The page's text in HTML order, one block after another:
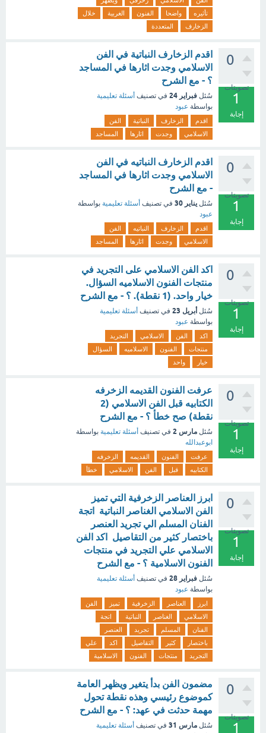
تأثيره
واضحا الفنون الغربية
خلال
الزخارف
المتعددة
0
تصويتات
1
إجابة
اقدم الزخارف النباتية في الفن
الاسلامي وجدت اثارها في المساجد
؟ - مع الشرح
سُئل فبراير 24 في تصنيف أسئلة تعليمية
بواسطة عبود
اقدم الزخارف النباتية
الفن
الاسلامي
وجدت اثارها المساجد
0
تصويتات
1
إجابة
اقدم الزخارف النباتيه في الفن
الاسلامي وجدت اثارها في المساجد
- مع الشرح
سُئل يناير 30 في تصنيف أسئلة تعليمية بواسطة
عبود
اقدم الزخارف النباتيه
الفن
الاسلامي
وجدت اثارها المساجد
0
تصويتات
1
إجابة
اكد الفن الاسلامي على التجريد في
منتجات الفنون الاسلاميه السؤال.
خيار واحد. (1 نقطة). ؟ - مع الشرح
سُئل أبريل 23 في تصنيف أسئلة تعليمية
بواسطة عبود
اكد الفن الاسلامي
التجريد
منتجات
الفنون الاسلاميه
السؤال
خيار
واحد
0
تصويتات
1
إجابة
عرفت الفنون القديمه الزخرفه
الكتابيه قبل الفن الاسلامي (2
نقطة) صح خطأ ؟ - مع الشرح
سُئل مارس 2 في تصنيف أسئلة تعليمية بواسطة
ابوعبدالله
عرفت الفنون القديمه
الزخرفه
الكتابيه
قبل الفن الاسلامي خطأ
0
تصويتات
1
إجابة
ابرز العناصر الزخرفية التي تميز
الفن الاسلامي الغناصر النباتية اتجة
الفنان المسلم الي تجريد العنصر
باختصار كثير من التقاصيل اكد الفن
الاسلامي علي التجريد في منتجات
الفنون الاسلامية ؟ - مع الشرح
سُئل فبراير 28 في تصنيف أسئلة تعليمية
بواسطة عبود
ابرز العناصر الزخرفية تميز
الفن
الاسلامي
الغناصر النباتية
اتجة
الفنان
المسلم تجريد
العنصر
باختصار
كثير التقاصيل اكد
علي
التجريد
منتجات الفنون الاسلامية
0
تصويتات
1
مضمون الفن بدأ يتغير ويظهر العامة
كموضوع رئيسي وهذه نقطة تحول
مهمة حدثت في عهد: ؟ - مع الشرح
سُئل مارس 31 في تصنيف أسئلة تعليمية